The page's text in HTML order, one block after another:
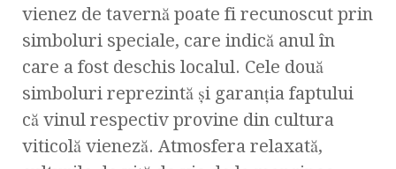
vienez de tavernă poate fi recunoscut prin
simboluri speciale, care indică anul în
care a fost deschis localul. Cele două
simboluri reprezintă şi garanţia faptului
că vinul respectiv provine din cultura
viticolă vieneză. Atmosfera relaxată,